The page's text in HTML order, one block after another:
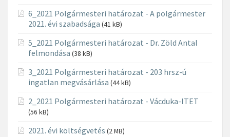
6_2021 Polgármesteri határozat - A polgármester
2021. évi szabadsága (41 kB)
5_2021 Polgármesteri határozat - Dr. Zöld Antal
felmondása (38 kB)
3_2021 Polgármesteri határozat - 203 hrsz-ú
ingatlan megvásárlása (44 kB)
2_2021 Polgármesteri határozat - Vácduka-ITET
(56 kB)
2021. évi költségvetés (2 MB)